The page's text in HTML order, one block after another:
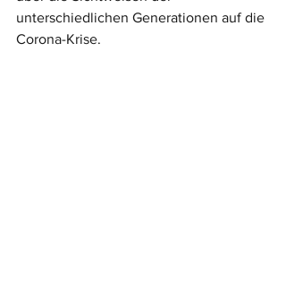
unterschiedlichen Generationen auf die
Corona-Krise.